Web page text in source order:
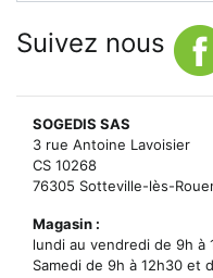
Suivez nous
SOGEDIS SAS
3 rue Antoine Lavoisier
CS 10268
76305 Sotteville-lès-
Magasin :
lundi au vendredi de 9h à
Samedi de 9h à 12h30 et